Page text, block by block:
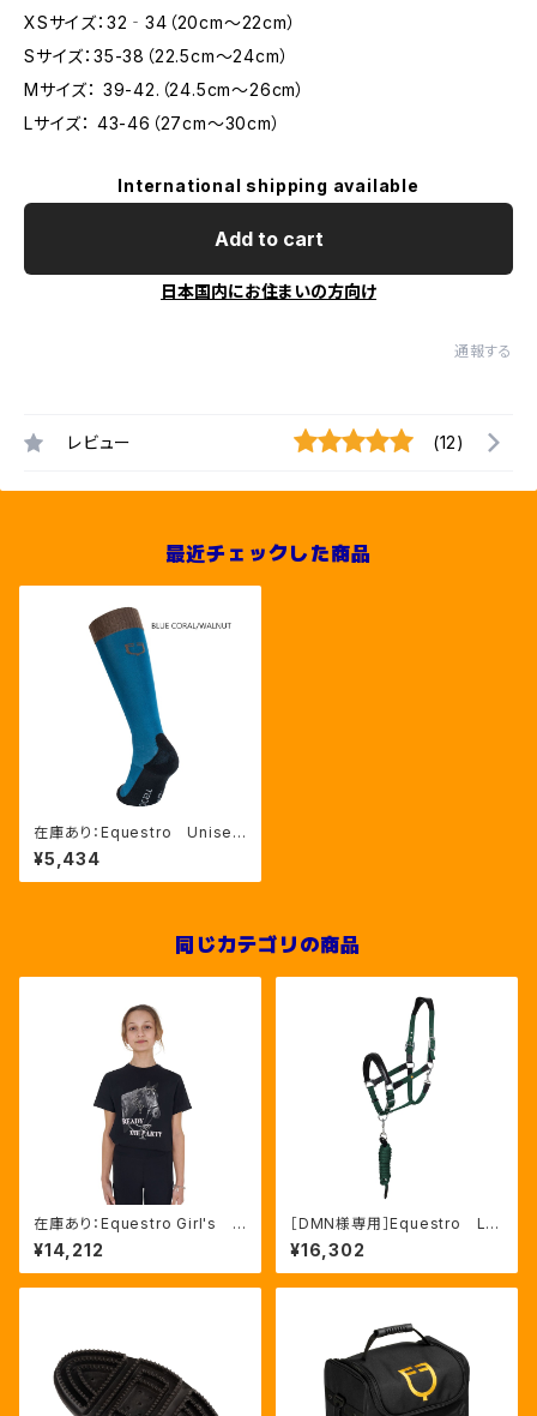
XSサイズ：32‐34（20cm～22cm）
Sサイズ：35-38（22.5cm～24cm）
Mサイズ： 39-42.（24.5cm～26cm）
Lサイズ： 43-46（27cm～30cm）
International shipping available
Add to cart
日本国内にお住まいの方向け
通報する
レビュー (12)
最近チェックした商品
在庫あり：Equestro Unisex
綿混 ロゴソックス（ETU00
023）
¥5,434
同じカテゴリの商品
在庫あり：Equestro Girl's R
eady To The Party Ｔシャ
ツ ラインストーンTシャツ（ETK
A00249）
¥14,212
［DMN様専用］Equestro La
ni 無口＆引手セット グリー
ン FULLサイズ（ETH03002
N）
¥16,302